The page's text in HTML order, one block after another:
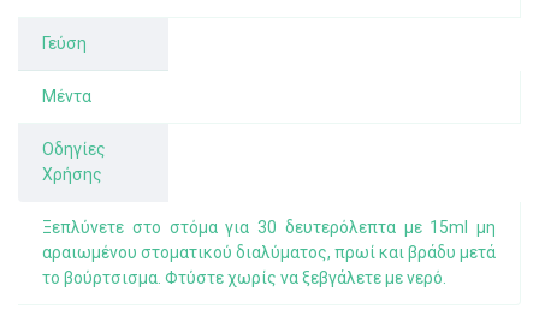
Γεύση
Μέντα
Οδηγίες
Χρήσης
Ξεπλύνετε στο στόμα για 30 δευτερόλεπτα με 15ml μη
αραιωμένου στοματικού διαλύματος, πρωί και βράδυ μετά
το βούρτσισμα. Φτύστε χωρίς να ξεβγάλετε με νερό.